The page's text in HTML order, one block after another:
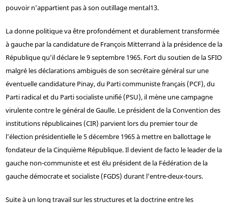
pouvoir n’appartient pas à son outillage mental13.
La donne politique va être profondément et durablement transformée
à gauche par la candidature de François Mitterrand à la présidence de la
République qu’il déclare le 9 septembre 1965. Fort du soutien de la SFIO
malgré les déclarations ambiguës de son secrétaire général sur une
éventuelle candidature Pinay, du Parti communiste français (PCF), du
Parti radical et du Parti socialiste unifié (PSU), il mène une campagne
virulente contre le général de Gaulle. Le président de la Convention des
institutions républicaines (CIR) parvient lors du premier tour de
l’élection présidentielle le 5 décembre 1965 à mettre en ballottage le
fondateur de la Cinquième République. Il devient de facto le leader de la
gauche non-communiste et est élu président de la Fédération de la
gauche démocrate et socialiste (FGDS) durant l’entre-deux-tours.
Suite à un long travail sur les structures et la doctrine entre les